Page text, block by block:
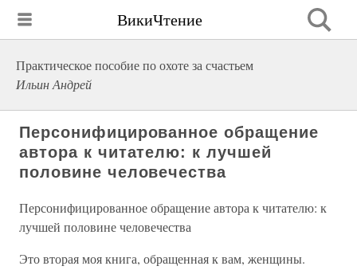
ВикиЧтение
Практическое пособие по охоте за счастьем
Ильин Андрей
Персонифицированное обращение
автора к читателю: к лучшей
половине человечества
Персонифицированное обращение автора к читателю: к
лучшей половине человечества
Это вторая моя книга, обращенная к вам, женщины.